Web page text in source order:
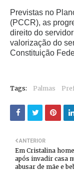
Previstas no
(PCCR), as
direito do
valorização do
Constituição
Tags: Palmas
ANTERIOR
Em Cristalina
após invadir casa
abusar de mãe e